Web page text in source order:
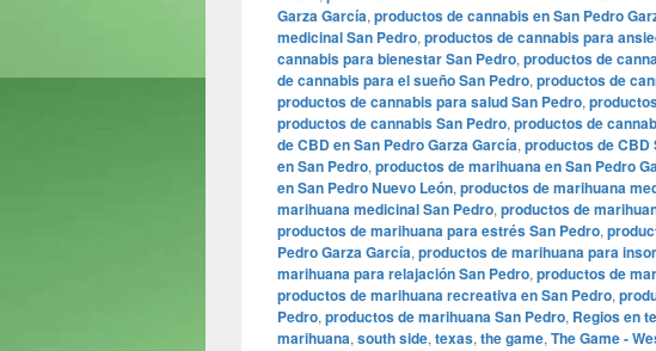
Garza García, productos de cannabis en San Pedro
medicinal San Pedro, productos de cannabis para
cannabis para bienestar San Pedro, productos de
de cannabis para el sueño San Pedro, productos de
productos de cannabis para salud San Pedro,
productos de cannabis San Pedro, productos de
de CBD en San Pedro Garza García, productos de CBD
en San Pedro, productos de marihuana en San Pedro
en San Pedro Nuevo León, productos de marihuana
marihuana medicinal San Pedro, productos de
productos de marihuana para estrés San Pedro,
Pedro Garza García, productos de marihuana para
marihuana para relajación San Pedro, productos de
productos de marihuana recreativa en San Pedro,
Pedro, productos de marihuana San Pedro, Regios en
marihuana, south side, texas, the game, The Game -